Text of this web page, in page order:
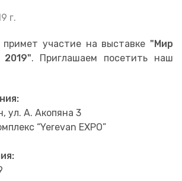
г.
участие на выставке "Мир
2019". Приглашаем посетить наш
ул. А. Акопяна 3
“Yerevan EXPO”